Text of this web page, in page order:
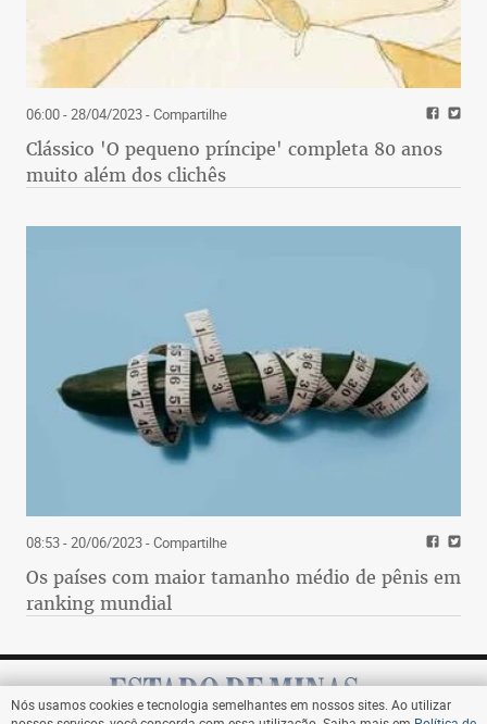
06:00 - 28/04/2023- Compartilhe
Clássico 'O pequeno príncipe' completa 80 anos
muito além dos clichês
08:53 - 20/06/2023- Compartilhe
Os países com maior tamanho médio de pênis em
ranking mundial
Nós usamos cookies e tecnologia semelhantes em nossos sites. Ao utilizar